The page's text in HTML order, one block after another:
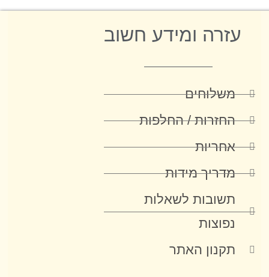
עזרה ומידע חשוב
משלוחים
החזרות / החלפות
אחריות
מדריך מידות
תשובות לשאלות
נפוצות
תקנון האתר